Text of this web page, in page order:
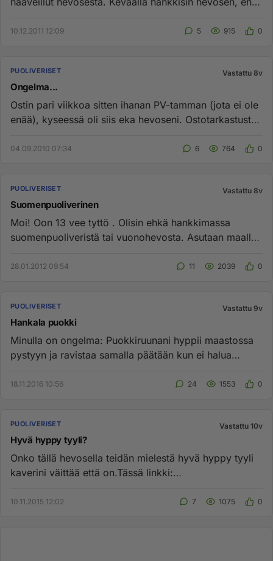
10.12.2011 12:09 5 915 0
PUOLIVERISET Vastattu 8v
Ongelma...
Ostin pari viikkoa sitten ihanan PV-tamman (jota ei ole
enää), kyseessä oli siis eka hevoseni. Ostotarkastusta
04.09.2010 07:34 6 764 0
PUOLIVERISET Vastattu 8v
Suomenpuoliverinen
Moi! Oon 13 vee tyttö . Olisin ehkä hankkimassa
suomenpuoliveristä tai vuonohevosta. Asutaan maalla,
28.01.2012 09:54 11 2039 0
PUOLIVERISET Vastattu 9v
Hankala puokki
Minulla on ongelma: Puokkiruunani hyppii maastossa
pystyyn ja ravistaa samalla päätään kun ei halua
18.11.2016 10:56 24 1553 0
PUOLIVERISET Vastattu 10v
Hyvä hyppy tyyli?
Onko tällä hevosella teidän mielestä hyvä hyppy tyyli
kaverini väittää että on.Tässä linkki:
10.11.2015 12:02 7 1075 0